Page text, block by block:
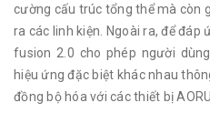
cường cấu trúc tổng thể mà còn
ra các linh kiện. Ngoài ra, để đáp
fusion 2.0 cho phép người
hiệu ứng đặc biệt khác nhau
đồng bộ hóa với các thiết bị